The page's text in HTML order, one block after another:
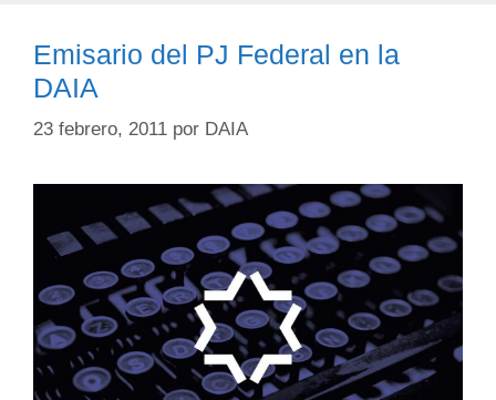
Emisario del PJ Federal en la
DAIA
23 febrero, 2011 por DAIA